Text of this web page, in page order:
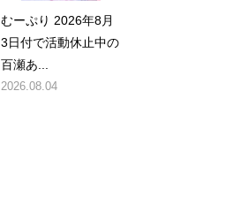
むーぷり 2026年8月
3日付で活動休止中の
百瀬あ...
2026.08.04